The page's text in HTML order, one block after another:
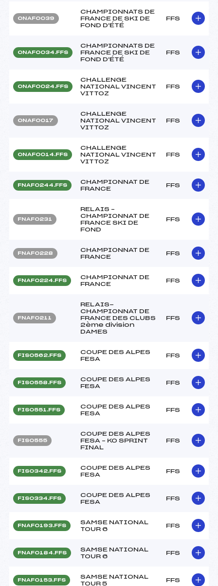
ONAF0039
CHAMPIONNATS DE
FRANCE DE SKI DE
FOND D'ÉTÉ
FFS
ONAF0034.FFS
CHAMPIONNATS DE
FRANCE DE SKI DE
FOND D'ÉTÉ
FFS
ONAF0024.FFS
CHALLENGE
NATIONAL VINCENT
VITTOZ
FFS
ONAF0017
CHALLENGE
NATIONAL VINCENT
VITTOZ
FFS
ONAF0014.FFS
CHALLENGE
NATIONAL VINCENT
VITTOZ
FFS
FNAF0244.FFS
CHAMPIONNAT DE
FRANCE
FFS
FNAF0231
RELAIS –
CHAMPIONNAT DE
FRANCE SKI DE
FOND
FFS
FNAF0228
CHAMPIONNAT DE
FRANCE
FFS
FNAF0224.FFS
CHAMPIONNAT DE
FRANCE
FFS
FNAF0211
RELAIS-
CHAMPIONNAT DE
FRANCE DES CLUBS
2ème division
DAMES
FFS
FIS0562.FFS
COUPE DES ALPES
FESA
FFS
FIS0558.FFS
COUPE DES ALPES
FESA
FFS
FIS0551.FFS
COUPE DES ALPES
FESA
FFS
FIS0555
COUPE DES ALPES
FESA – KO SPRINT
FINAL
FFS
FIS0342.FFS
COUPE DES ALPES
FESA
FFS
FIS0334.FFS
COUPE DES ALPES
FESA
FFS
FNAF0193.FFS
SAMSE NATIONAL
TOUR 6
FFS
FNAF0184.FFS
SAMSE NATIONAL
TOUR 6
FFS
FNAF0153.FFS
SAMSE NATIONAL
TOUR 5
FFS